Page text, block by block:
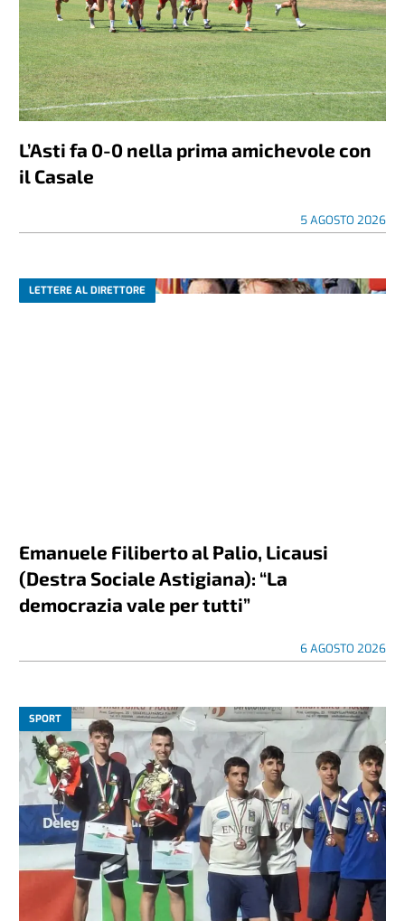
L’Asti fa 0-0 nella prima amichevole con
il Casale
5 AGOSTO 2026
LETTERE AL DIRETTORE
Emanuele Filiberto al Palio, Licausi
(Destra Sociale Astigiana): “La
democrazia vale per tutti”
6 AGOSTO 2026
SPORT